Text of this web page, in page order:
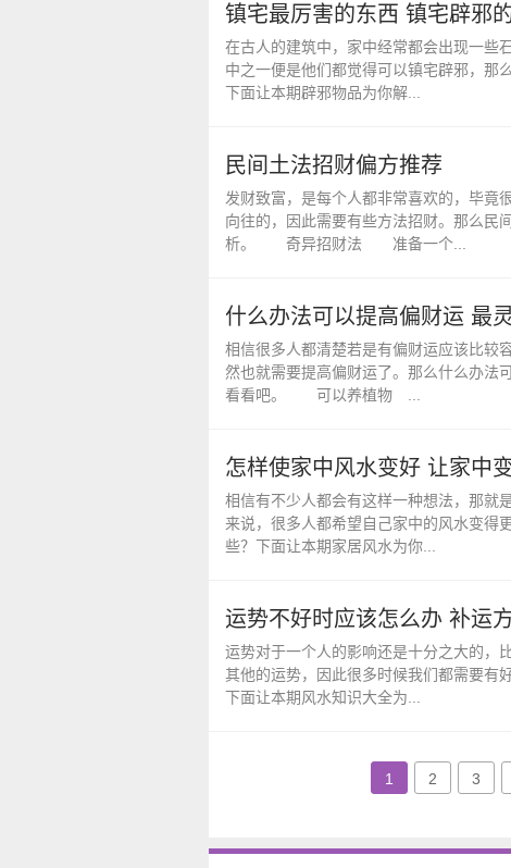
镇宅最厉害的东西 镇宅辟邪
在古人的建筑中，家中经常都会出现一些
中之一便是他们都觉得可以镇宅辟邪，那
下面让本期辟邪物品为你解...
民间土法招财偏方推荐
发财致富，是每个人都非常喜欢的，毕竟
向往的，因此需要有些方法招财。那么民
析。 奇异招财法 准备一个...
什么办法可以提高偏财运 最
相信很多人都清楚若是有偏财运应该比较
然也就需要提高偏财运了。那么什么办法
看看吧。 可以养植物 ...
怎样使家中风水变好 让家中
相信有不少人都会有这样一种想法，那就
来说，很多人都希望自己家中的风水变得
些？下面让本期家居风水为你...
运势不好时应该怎么办 补运
运势对于一个人的影响还是十分之大的，
其他的运势，因此很多时候我们都需要有
下面让本期风水知识大全为...
1 2 3